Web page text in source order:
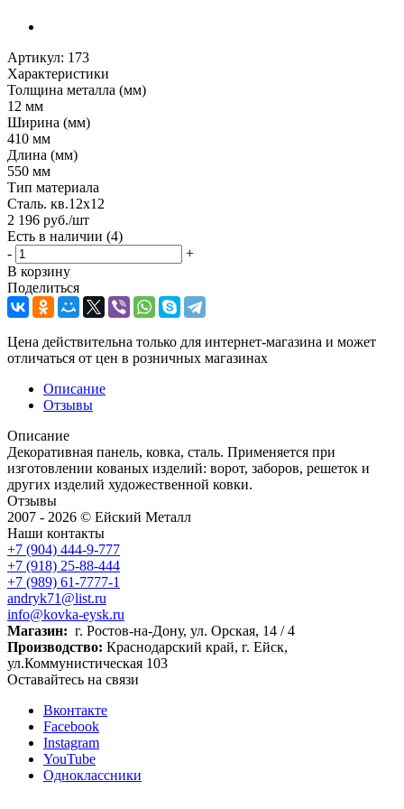
Артикул: 173
Характеристики
Толщина металла (мм)
12 мм
Ширина (мм)
410 мм
Длина (мм)
550 мм
Тип материала
Сталь. кв.12х12
2 196 руб./шт
Есть в наличии (4)
-
+
В корзину
Поделиться
Цена действительна только для интернет-магазина и может
отличаться от цен в розничных магазинах
Описание
Отзывы
Описание
Декоративная панель, ковка, сталь. Применяется при
изготовлении кованых изделий: ворот, заборов, решеток и
других изделий художественной ковки.
Отзывы
2007 - 2026 © Ейский Металл
Наши контакты
+7 (904) 444-9-777
+7 (918) 25-88-444
+7 (989) 61-7777-1
andryk71@list.ru
info@kovka-eysk.ru
Магазин: г. Ростов-на-Дону, ул. Орская, 14 / 4
Производство: Краснодарский край, г. Ейск,
ул.Коммунистическая 103
Оставайтесь на связи
Вконтакте
Facebook
Instagram
YouTube
Одноклассники